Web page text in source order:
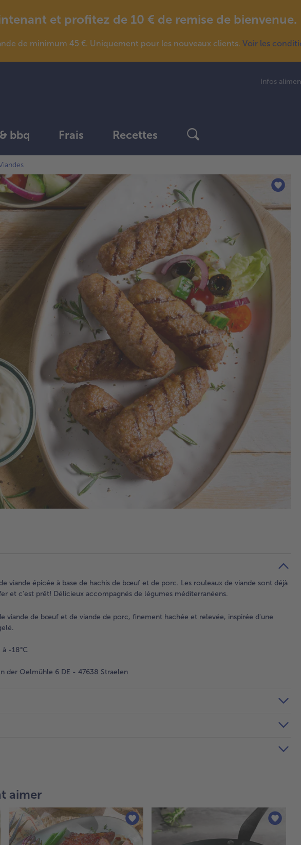
et profitez de 10 € de remise de bienvenue.
de minimum 45 €. Uniquement pour les nouveaux clients. Voir les
Infos
bbq Frais Recettes
viande épicée à base de hachis de bœuf et de porc. Les rouleaux de viande sont déjà
et c'est prêt! Délicieux accompagnés de légumes méditerranéens.
viande de bœuf et de viande de porc, finement hachée et relevée, inspirée d'une
-18°C
der Oelmühle 6 DE - 47638 Straelen
aimer